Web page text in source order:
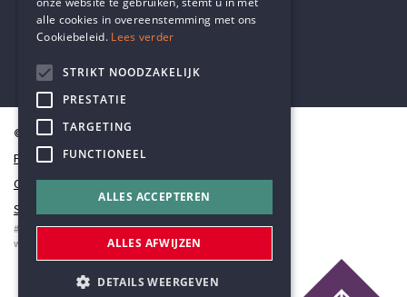
© Humanistisch Verbond 2026
Privacy
Cookiestatement
Sitemap
#codedwithlove byCodelines
webapplicaties
mobiele apps&maatwerk websites
alle cookies in overeenstemming met ons
Cookiebeleid. Lees verder
STRIKT NOODZAKELIJK
PRESTATIE
TARGETING
FUNCTIONEEL
ALLES ACCEPTEREN
ALLES AFWIJZEN
DETAILS WEERGEVEN